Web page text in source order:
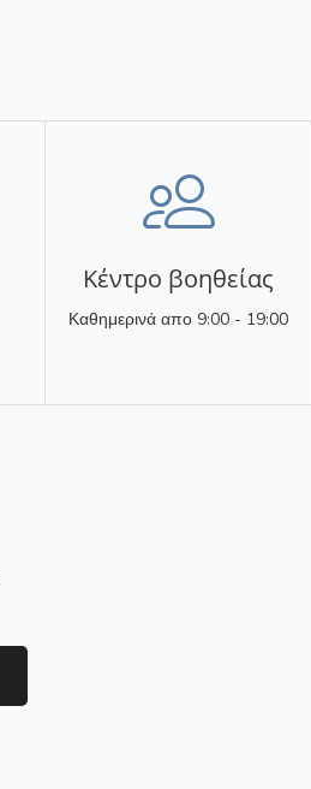
Κέντρο βοηθείας
Καθημερινά απο 9:00 - 19:00